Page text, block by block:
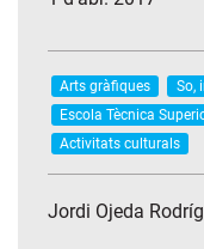
Arts gràfiques
So,
Escola Tècnica
Activitats culturals
Jordi Ojeda